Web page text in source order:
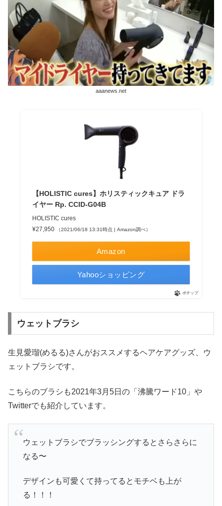
aaanews.net
【HOLISTIC cures】ホリスティックキュア ドラ
イヤー Rp. CCID-G04B
HOLISTIC cures
¥27,950
（2021/06/18 13:31時点 | Amazon調べ）
Amazon
Yahooショッピング
ポチップ
ウェットブラシ
生見愛瑠(めるる)さんがおススメするヘアケアグッズ、ウ
ェットブラシです。
こちらのブラシも2021年3月5日の「沸騰ワード10」や
Twitterでも紹介しています。
ウェットブラシでブラッシングするとさらさらに
なる〜
デザインも可愛くて持ってるとモチベも上が
る！！！